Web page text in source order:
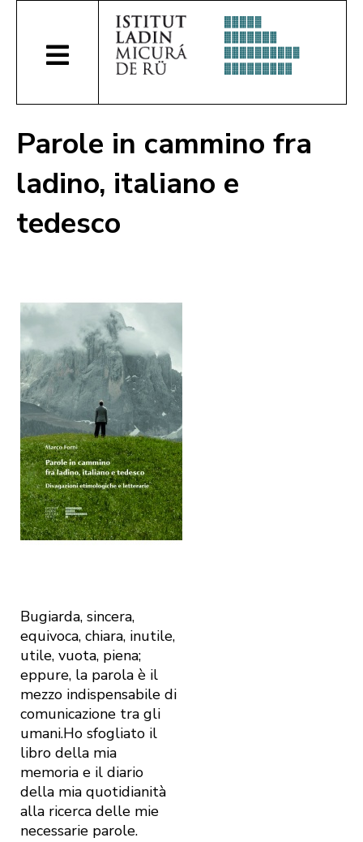
Parole in cammino fra
ladino, italiano e
tedesco
Bugiarda, sincera,
equivoca, chiara, inutile,
utile, vuota, piena;
eppure, la parola è il
mezzo indispensabile di
comunicazione tra gli
umani.Ho sfogliato il
libro della mia
memoria e il diario
della mia quotidianità
alla ricerca delle mie
necessarie parole.